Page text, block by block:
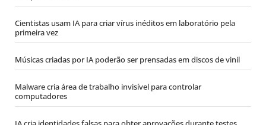
Cientistas usam IA para criar vírus inéditos em laboratório pela
primeira vez
Músicas criadas por IA poderão ser prensadas em discos de vinil
Malware cria área de trabalho invisível para controlar
computadores